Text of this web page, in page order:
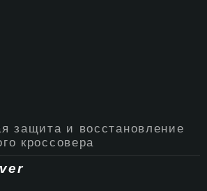
защита и восстановление
кроссовера